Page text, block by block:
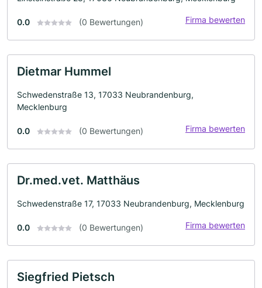
0.0 (0 Bewertungen) Firma bewerten
Dietmar Hummel
Schwedenstraße 13, 17033 Neubrandenburg,
Mecklenburg
0.0 (0 Bewertungen) Firma bewerten
Dr.med.vet. Matthäus
Schwedenstraße 17, 17033 Neubrandenburg, Mecklenburg
0.0 (0 Bewertungen) Firma bewerten
Siegfried Pietsch